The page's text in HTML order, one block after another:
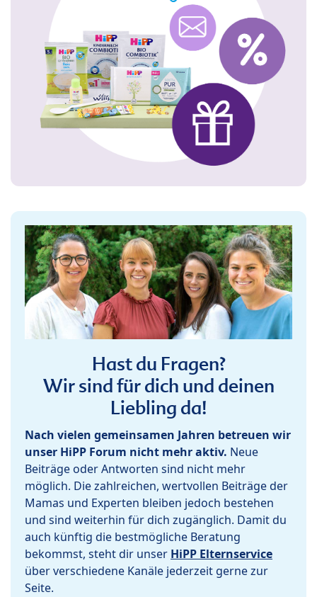
Hast du Fragen?
Wir sind für dich und deinen
Liebling da!
Nach vielen gemeinsamen Jahren betreuen wir
unser HiPP Forum nicht mehr aktiv. Neue
Beiträge oder Antworten sind nicht mehr
möglich. Die zahlreichen, wertvollen Beiträge der
Mamas und Experten bleiben jedoch bestehen
und sind weiterhin für dich zugänglich. Damit du
auch künftig die bestmögliche Beratung
bekommst, steht dir unser HiPP Elternservice
über verschiedene Kanäle jederzeit gerne zur
Seite.